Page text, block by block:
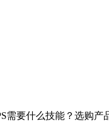
要什么技能？选购产